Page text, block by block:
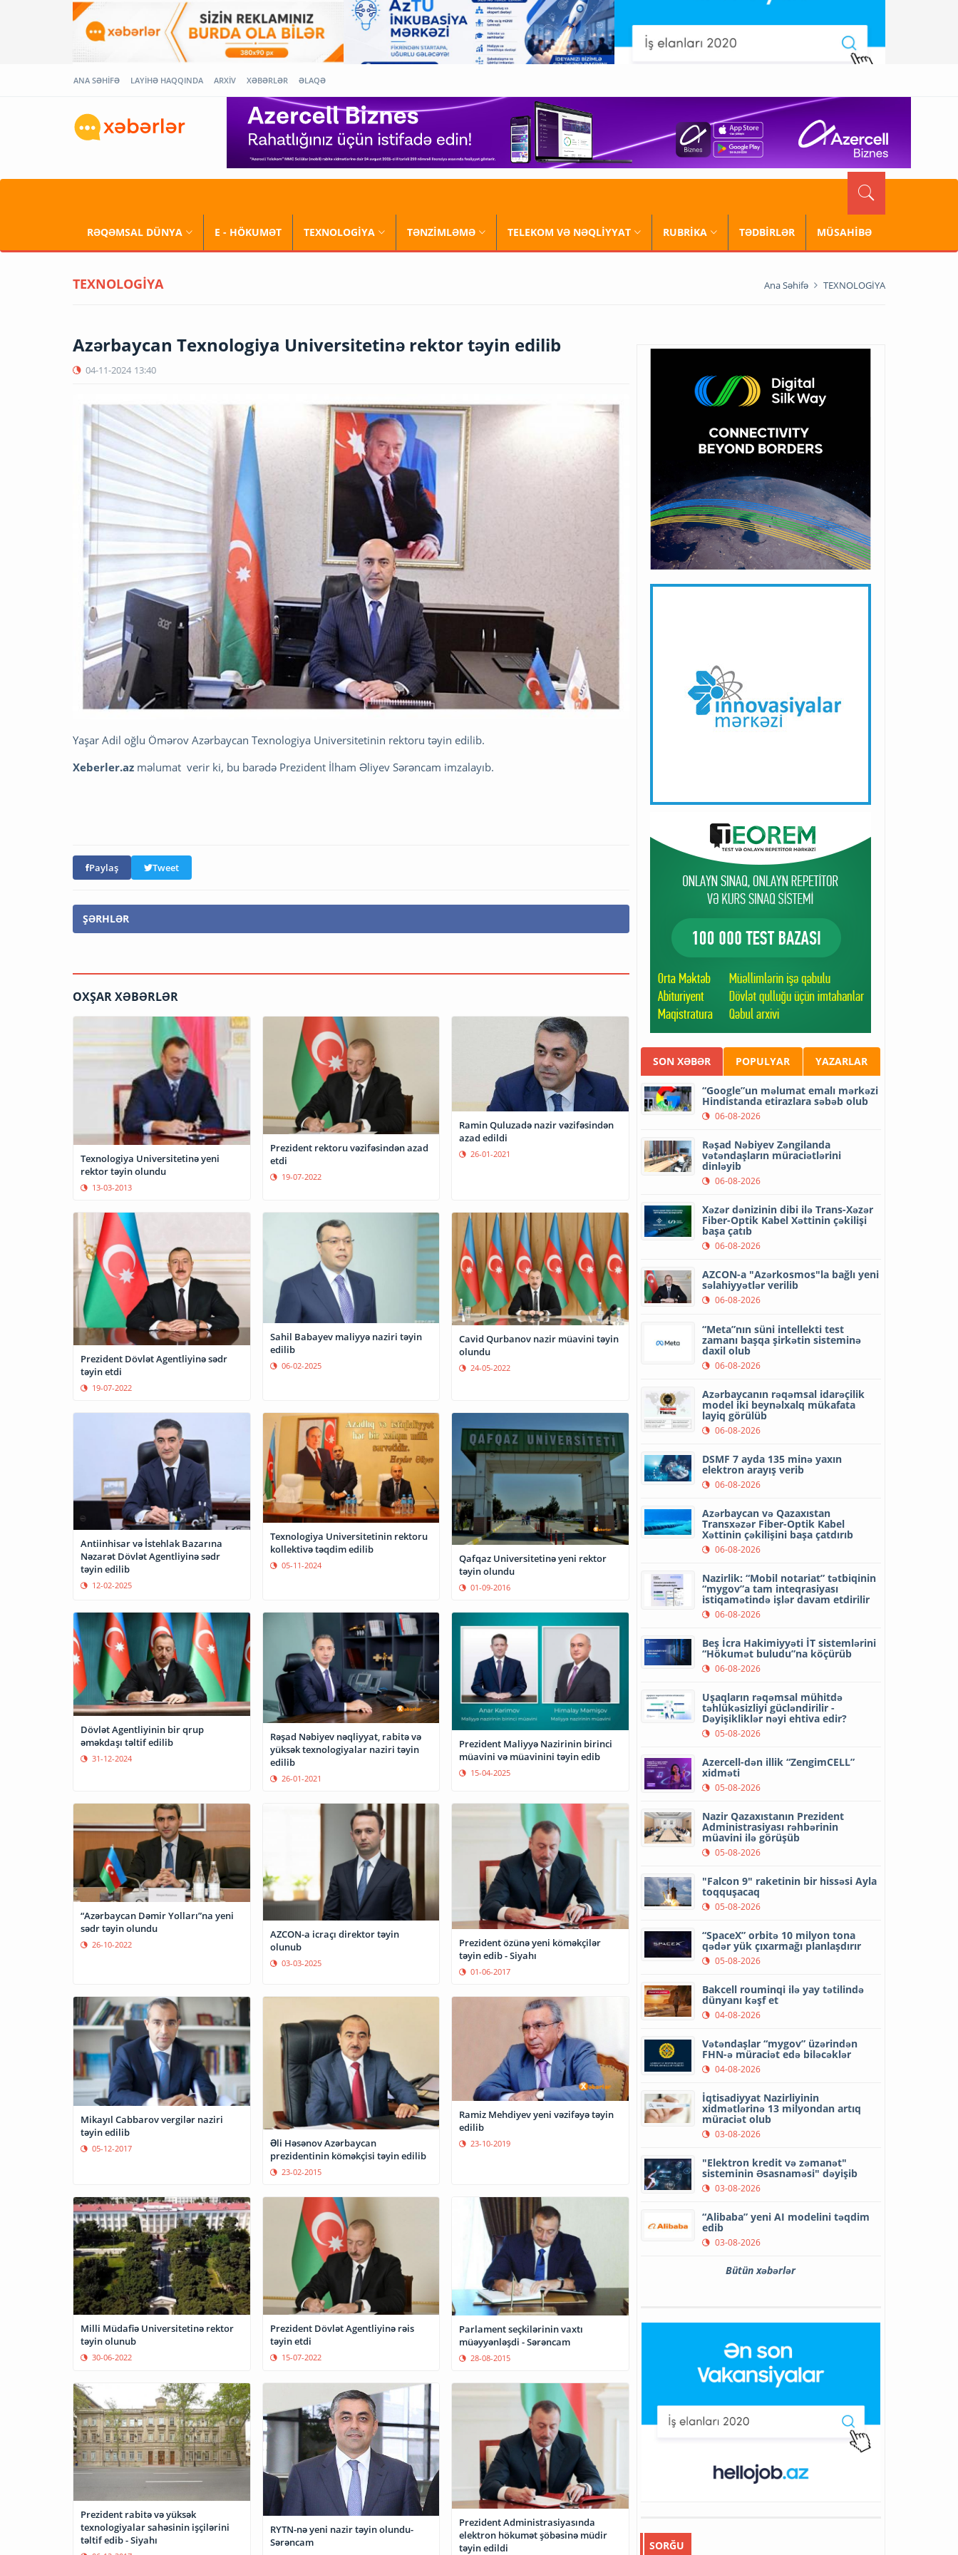
ANA SƏHİFƏ LAYİHƏ HAQQINDA ARXİV XƏBƏRLƏR ƏLAQƏ
RƏQƏMSAL DÜNYA E - HÖKUMƏT TEXNOLOGİYA TƏNZİMLƏMƏ TELEKOM VƏ NƏQLİYYAT RUBRİKA TƏDBİRLƏR MÜSAHİBƏ
TEXNOLOGİYA Ana Səhifə TEXNOLOGİYA
Azərbaycan Texnologiya Universitetinə rektor təyin edilib
04-11-2024 13:40
Yaşar Adil oğlu Ömərov Azərbaycan Texnologiya Universitetinin rektoru təyin edilib.
Xeberler.az məlumat verir ki, bu barədə Prezident İlham Əliyev Sərəncam imzalayıb.
Paylaş Tweet
ŞƏRHLƏR
OXŞAR XƏBƏRLƏR
Texnologiya Universitetinə yeni
rektor təyin olundu
13-03-2013
Prezident rektoru vəzifəsindən azad
etdi
19-07-2022
Ramin Quluzadə nazir vəzifəsindən
azad edildi
26-01-2021
Prezident Dövlət Agentliyinə sədr
təyin etdi
19-07-2022
Sahil Babayev maliyyə naziri təyin
edilib
06-02-2025
Cavid Qurbanov nazir müavini təyin
olundu
24-05-2022
Antiinhisar və İstehlak Bazarına
Nəzarət Dövlət Agentliyinə sədr
təyin edilib
12-02-2025
Texnologiya Universitetinin rektoru
kollektivə təqdim edilib
05-11-2024
Qafqaz Universitetinə yeni rektor
təyin olundu
01-09-2016
Dövlət Agentliyinin bir qrup
əməkdaşı təltif edilib
31-12-2024
Rəşad Nəbiyev nəqliyyat, rabitə və
yüksək texnologiyalar naziri təyin
edilib
26-01-2021
Prezident Maliyyə Nazirinin birinci
müavini və müavinini təyin edib
15-04-2025
“Azərbaycan Dəmir Yolları”na yeni
sədr təyin olundu
26-10-2022
AZCON-a icraçı direktor təyin
olunub
03-03-2025
Prezident özünə yeni köməkçilər
təyin edib - Siyahı
01-06-2017
Mikayıl Cabbarov vergilər naziri
təyin edilib
05-12-2017
Əli Həsənov Azərbaycan
prezidentinin köməkçisi təyin edilib
23-02-2015
Ramiz Mehdiyev yeni vəzifəyə təyin
edilib
23-10-2019
Milli Müdafiə Universitetinə rektor
təyin olunub
30-06-2022
Prezident Dövlət Agentliyinə rəis
təyin etdi
15-07-2022
Parlament seçkilərinin vaxtı
müəyyənləşdi - Sərəncam
28-08-2015
Prezident rabitə və yüksək
texnologiyalar sahəsinin işçilərini
təltif edib - Siyahı
RYTN-nə yeni nazir təyin olundu-
Sərəncam
Prezident Administrasiyasında
elektron hökumət şöbəsinə müdir
təyin edildi
SON XƏBƏR POPULYAR YAZARLAR
“Google”un məlumat emalı mərkəzi
Hindistanda etirazlara səbəb olub
06-08-2026
Rəşad Nəbiyev Zəngilanda
vətəndaşların müraciətlərini
dinləyib
06-08-2026
Xəzər dənizinin dibi ilə Trans-Xəzər
Fiber-Optik Kabel Xəttinin çəkilişi
başa çatıb
06-08-2026
AZCON-a "Azərkosmos"la bağlı yeni
səlahiyyətlər verilib
06-08-2026
“Meta”nın süni intellekti test
zamanı başqa şirkətin sisteminə
daxil olub
06-08-2026
Azərbaycanın rəqəmsal idarəçilik
model iki beynəlxalq mükafata
layiq görülüb
06-08-2026
DSMF 7 ayda 135 minə yaxın
elektron arayış verib
06-08-2026
Azərbaycan və Qazaxıstan
Transxəzər Fiber-Optik Kabel
Xəttinin çəkilişini başa çatdırıb
06-08-2026
Nazirlik: “Mobil notariat” tətbiqinin
“mygov”a tam inteqrasiyası
istiqamətində işlər davam etdirilir
06-08-2026
Beş İcra Hakimiyyəti İT sistemlərini
“Hökumət buludu”na köçürüb
06-08-2026
Uşaqların rəqəmsal mühitdə
təhlükəsizliyi gücləndirilir -
Dəyişikliklər nəyi ehtiva edir?
05-08-2026
Azercell-dən illik “ZengimCELL”
xidməti
05-08-2026
Nazir Qazaxıstanın Prezident
Administrasiyası rəhbərinin
müavini ilə görüşüb
05-08-2026
"Falcon 9" raketinin bir hissəsi Ayla
toqquşacaq
05-08-2026
“SpaceX” orbitə 10 milyon tona
qədər yük çıxarmağı planlaşdırır
05-08-2026
Bakcell rouminqi ilə yay tətilində
dünyanı kəşf et
04-08-2026
Vətəndaşlar “mygov” üzərindən
FHN-ə müraciət edə biləcəklər
04-08-2026
İqtisadiyyat Nazirliyinin
xidmətlərinə 13 milyondan artıq
müraciət olub
03-08-2026
"Elektron kredit və zəmanət"
sisteminin Əsasnaməsi" dəyişib
03-08-2026
“Alibaba” yeni AI modelini təqdim
edib
03-08-2026
Bütün xəbərlər
SORĞU